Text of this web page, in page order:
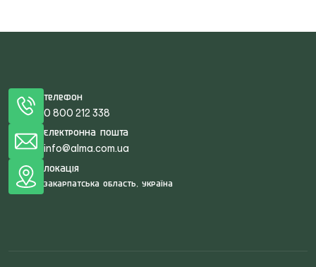
Телефон
0 800 212 338
Електронна пошта
info@alma.com.ua
Локація
Закарпатська область, Україна